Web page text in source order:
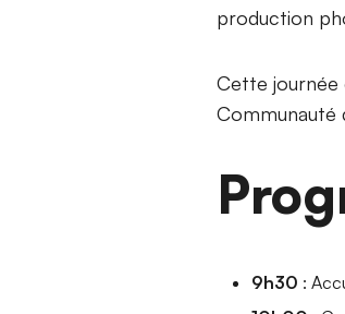
production
Cette journée
Communauté
9h30 :